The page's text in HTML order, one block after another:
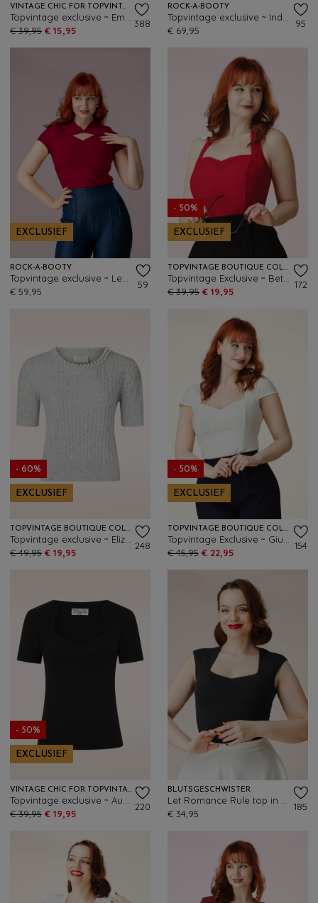
VINTAGE CHIC FOR TOPVINTAGE
€ 39,95 € 15,95
388
ROCK-A-BOOTY
€ 69,95
95
EXCLUSIEF
ROCK-A-BOOTY
€ 59,95
59
- 50%
EXCLUSIEF
TOPVINTAGE BOUTIQUE COLLECTION
€ 39,95 € 19,95
172
- 60%
EXCLUSIEF
TOPVINTAGE BOUTIQUE COLLECTION
€ 49,95 € 19,95
248
- 50%
EXCLUSIEF
TOPVINTAGE BOUTIQUE COLLECTION
€ 45,95 € 22,95
154
- 50%
EXCLUSIEF
VINTAGE CHIC FOR TOPVINTAGE
€ 39,95 € 19,95
220
BLUTSGESCHWISTER
€ 34,95
185